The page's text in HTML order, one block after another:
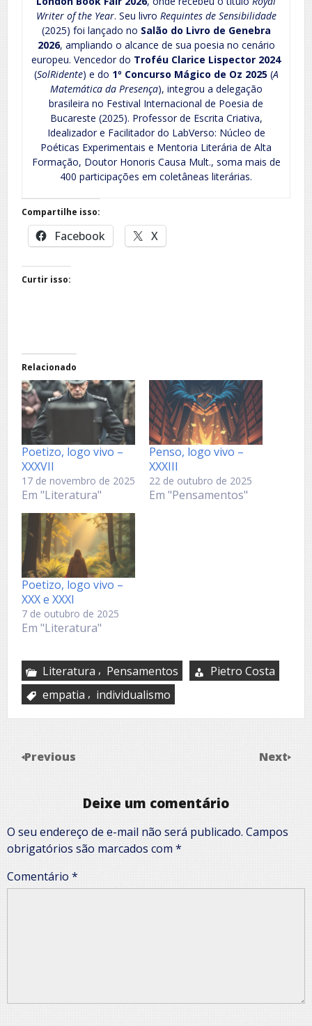
Writer of the Year. Seu livro Requintes de Sensibilidade
(2025) foi lançado no Salão do Livro de Genebra
2026, ampliando o alcance de sua poesia no cenário
europeu. Vencedor do Troféu Clarice Lispector 2024
(SolRidente) e do 1º Concurso Mágico de Oz 2025(A
Matemática da Presença), integrou a delegação
brasileira no Festival Internacional de Poesia de
Bucareste (2025). Professor de Escrita Criativa,
Idealizador e Facilitador do LabVerso: Núcleo de
Poéticas Experimentais e Mentoria Literária de Alta
Formação, Doutor Honoris Causa Mult., soma mais de
400 participações em coletâneas literárias.
Compartilhe isso:
Facebook X
Curtir isso:
Relacionado
Poetizo, logo vivo –
XXXVII
17 de novembro de 2025
Em "Literatura"
Penso, logo vivo –
XXXIII
22 de outubro de 2025
Em "Pensamentos"
Poetizo, logo vivo –
XXX e XXXI
7 de outubro de 2025
Em "Literatura"
Literatura , Pensamentos
Pietro Costa
empatia , individualismo
Previous Next
Deixe um comentário
O seu endereço de e-mail não será publicado. Campos
obrigatórios são marcados com *
Comentário *